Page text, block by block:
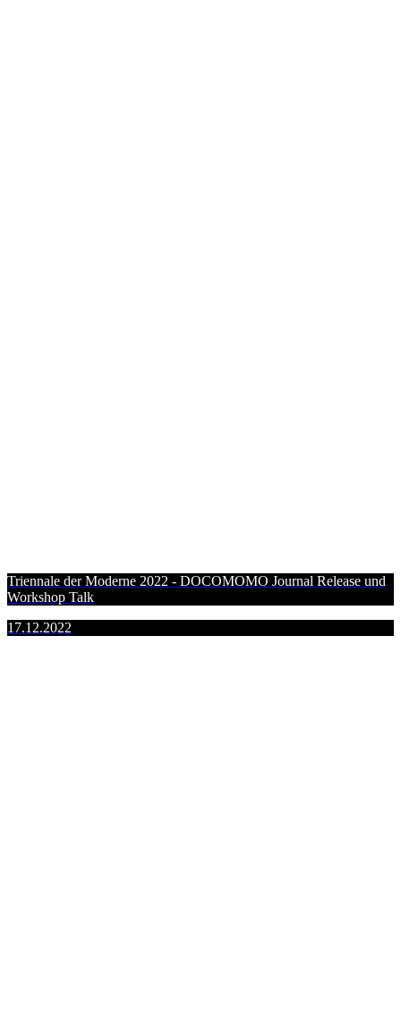
Triennale der Moderne 2022 - DOCOMOMO Journal Release und
Workshop Talk
17.12.2022